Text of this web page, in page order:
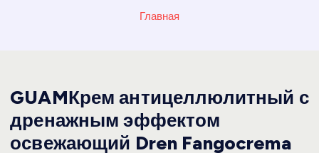
Главная
GUAMКрем антицеллюлитный с
дренажным эффектом
освежающий Dren Fangocrema